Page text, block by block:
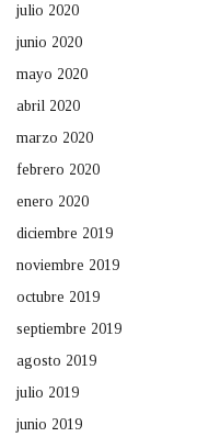
julio 2020
junio 2020
mayo 2020
abril 2020
marzo 2020
febrero 2020
enero 2020
diciembre 2019
noviembre 2019
octubre 2019
septiembre 2019
agosto 2019
julio 2019
junio 2019